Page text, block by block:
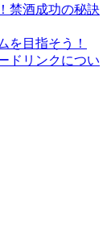
禁酒成功の秘訣
を目指そう！
ドリンクについ